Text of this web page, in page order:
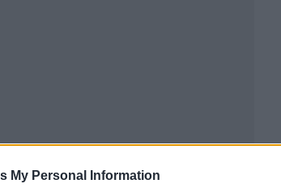
My Personal Information